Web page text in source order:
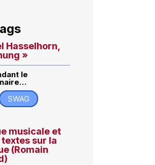
Hasselhorn,
»
le
SWAG
musicale et
sur la
(Romain